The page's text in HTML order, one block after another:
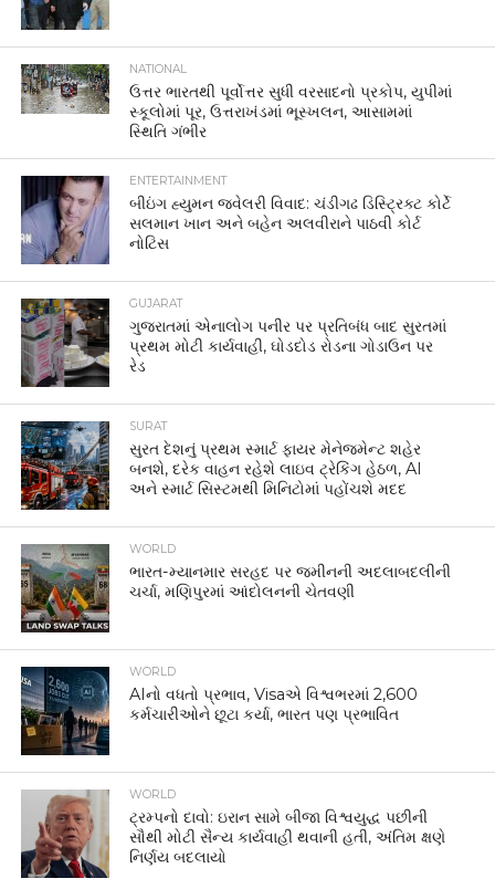
NATIONAL
ઉત્તર ભારતથી પૂર્વોત્તર સુધી વરસાદનો પ્રકોપ, યુપીમાં
સ્કૂલોમાં પૂર, ઉત્તરાખંડમાં ભૂસ્ખલન, આસામમાં
સ્થિતિ ગંભીર
ENTERTAINMENT
બીઇંગ હ્યુમન જ્વેલરી વિવાદ: ચંડીગઢ ડિસ્ટ્રિક્ટ કોર્ટે
સલમાન ખાન અને બહેન અલવીરાને પાઠવી કોર્ટ
નોટિસ
GUJARAT
ગુજરાતમાં એનાલોગ પનીર પર પ્રતિબંધ બાદ સુરતમાં
પ્રથમ મોટી કાર્યવાહી, ઘોડદોડ રોડના ગોડાઉન પર
રેડ
SURAT
સુરત દેશનું પ્રથમ સ્માર્ટ ફાયર મેનેજમેન્ટ શહેર
બનશે, દરેક વાહન રહેશે લાઇવ ટ્રેકિંગ હેઠળ, AI
અને સ્માર્ટ સિસ્ટમથી મિનિટોમાં પહોંચશે મદદ
WORLD
ભારત-મ્યાનમાર સરહદ પર જમીનની અદલાબદલીની
ચર્ચા, મણિપુરમાં આંદોલનની ચેતવણી
WORLD
AIનો વધતો પ્રભાવ, Visaએ વિશ્વભરમાં 2,600
કર્મચારીઓને છૂટા કર્યા, ભારત પણ પ્રભાવિત
WORLD
ટ્રમ્પનો દાવો: ઇરાન સામે બીજા વિશ્વયુદ્ધ પછીની
સૌથી મોટી સૈન્ય કાર્યવાહી થવાની હતી, અંતિમ ક્ષણે
નિર્ણય બદલાયો